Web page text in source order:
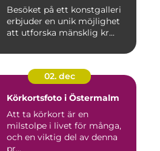
Besöket på ett konstgalleri
erbjuder en unik möjlighet
att utforska mänsklig kr...
02. dec
Körkortsfoto i Östermalm
Att ta körkort är en
milstolpe i livet för många,
och en viktig del av denna
pr...